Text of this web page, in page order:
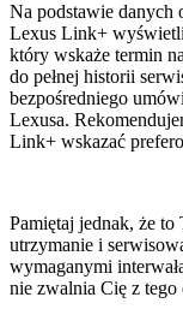
Na podstawie danych
Lexus Link+
który wskaże termin
do pełnej historii
bezpośredniego
Lexusa.
Link+ wskazać
Pamiętaj jednak, że
utrzymanie i
wymaganymi
nie zwalnia Cię z tego